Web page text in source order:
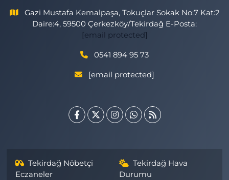
Gazi Mustafa Kemalpaşa, Tokuçlar Sokak No:7 Kat:2
Daire:4, 59500 Çerkezköy/Tekirdağ E-Posta:
[email protected]
0541 894 95 73
[email protected]
Tekirdağ Nöbetçi
Eczaneler
Tekirdağ Hava
Durumu